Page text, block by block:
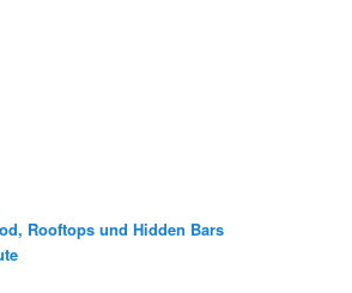
Rooftops und Hidden Bars